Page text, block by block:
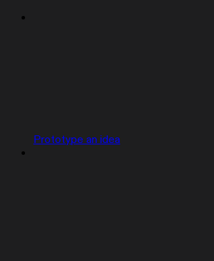
Prototype an idea